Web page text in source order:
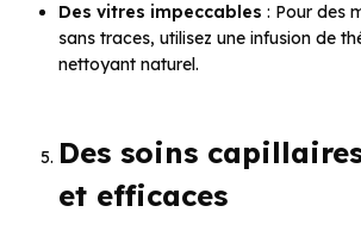
Des vitres impeccables : Pour des
sans traces, utilisez une infusion de
nettoyant naturel.
Des soins
et efficaces